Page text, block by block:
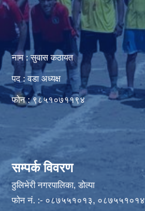
नाम : सुवास कठायत
पद : वडा अध्यक्ष
फोन : ९८५१०७११९४
सम्पर्क विवरण
ठुलिभेरी नगरपालिका, डोल्पा
फोन नं. :- ०८७५५१०१३, ०८७५५१०१४